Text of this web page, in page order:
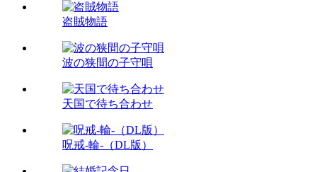
盗賊物語
波の狭間の子守唄
天国で待ち合わせ
呪戒-輪-（DL版）